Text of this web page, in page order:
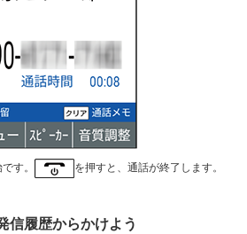
す。 を押すと、通話が終了します。
信履歴からかけよう